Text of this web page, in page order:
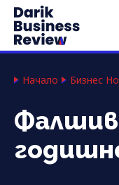
Начало Бизнес